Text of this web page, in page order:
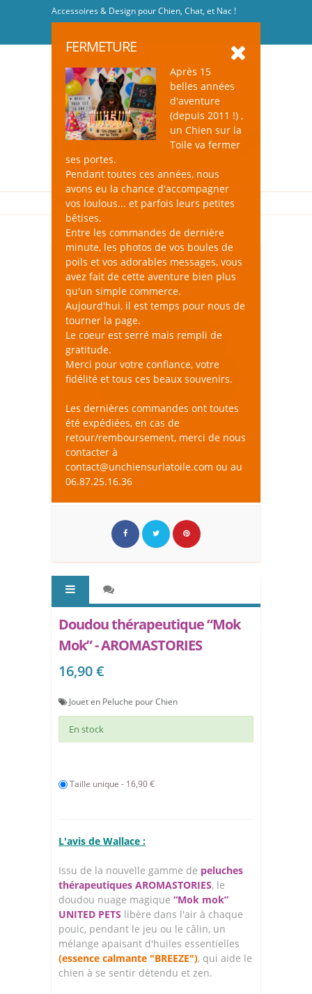
Accessoires & Design pour Chien, Chat, et Nac !
FERMETURE
Après 15
belles années
d'aventure
(depuis 2011 !) ,
un Chien sur la
Toile va fermer
ses portes.
Pendant toutes ces années, nous
avons eu la chance d'accompagner
vos loulous... et parfois leurs petites
bêtises.
Entre les commandes de dernière
minute, les photos de vos boules de
poils et vos adorables messages, vous
avez fait de cette aventure bien plus
qu'un simple commerce.
Aujourd'hui, il est temps pour nous de
tourner la page.
Le coeur est serré mais rempli de
gratitude.
Merci pour votre confiance, votre
fidélité et tous ces beaux souvenirs.
Les dernières commandes ont toutes
été expédiées, en cas de
retour/remboursement, merci de nous
contacter à
contact@unchiensurlatoile.com ou au
06.87.25.16.36
Doudou thérapeutique “Mok
Mok” - AROMASTORIES
16,90 €
Jouet en Peluche pour Chien
En stock
Taille unique - 16,90 €
L'avis de Wallace :
Issu de la nouvelle gamme de peluches
thérapeutiques AROMASTORIES, le
doudou nuage magique “Mok mok”
UNITED PETS libère dans l'air à chaque
pouic, pendant le jeu ou le câlin, un
mélange apaisant d'huiles essentielles
(essence calmante "BREEZE"), qui aide le
chien à se sentir détendu et zen.